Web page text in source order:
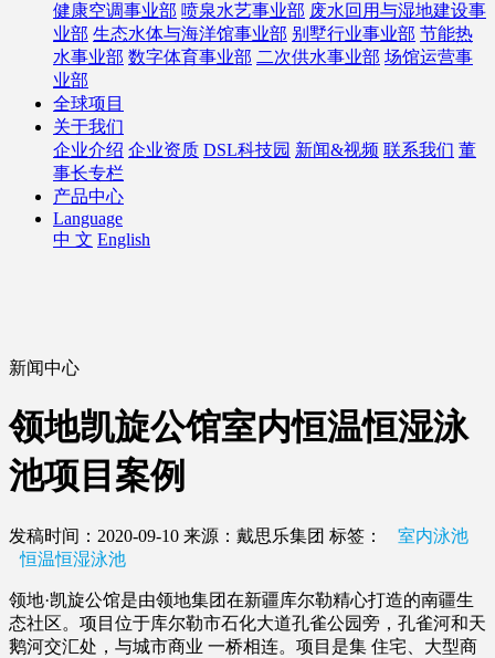
健康空调事业部 喷泉水艺事业部 废水回用与湿地建设事
业部 生态水体与海洋馆事业部 别墅行业事业部 节能热
水事业部 数字体育事业部 二次供水事业部 场馆运营事
业部
全球项目
关于我们
企业介绍 企业资质 DSL科技园 新闻&视频 联系我们 董
事长专栏
产品中心
Language
中 文 English
新闻中心
领地凯旋公馆室内恒温恒湿泳
池项目案例
发稿时间：2020-09-10 来源：戴思乐集团 标签：
室内泳池
恒温恒湿泳池
领地·凯旋公馆是由领地集团在新疆库尔勒精心打造的南疆生
态社区。项目位于库尔勒市石化大道孔雀公园旁，孔雀河和天
鹅河交汇处，与城市商业 一桥相连。项目是集 住宅、大型商